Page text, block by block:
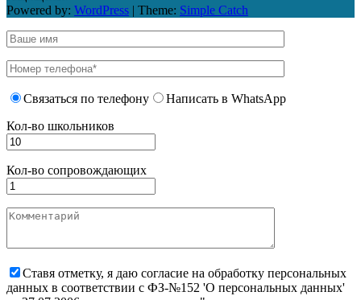
Powered by: WordPress | Theme: Simple Catch
Связаться по телефону
Написать в WhatsApp
Кол-во школьников
Кол-во сопровождающих
Ставя отметку, я даю согласие на обработку персональных
данных в соответствии с ФЗ-№152 'О персональных данных'